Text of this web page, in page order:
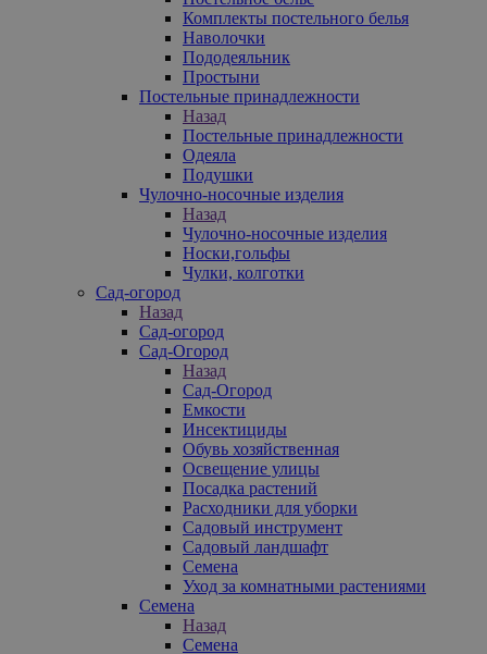
Комплекты постельного белья
Наволочки
Пододеяльник
Простыни
Постельные принадлежности
Назад
Постельные принадлежности
Одеяла
Подушки
Чулочно-носочные изделия
Назад
Чулочно-носочные изделия
Носки,гольфы
Чулки, колготки
Сад-огород
Назад
Сад-огород
Сад-Огород
Назад
Сад-Огород
Емкости
Инсектициды
Обувь хозяйственная
Освещение улицы
Посадка растений
Расходники для уборки
Садовый инструмент
Садовый ландшафт
Семена
Уход за комнатными растениями
Семена
Назад
Семена